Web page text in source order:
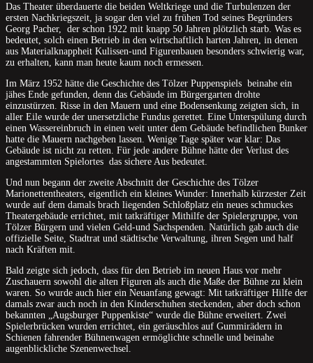
Das Theater überdauerte die beiden Weltkriege und die Turbulenzen der
ersten Nachkriegszeit, ja sogar den viel zu frühen Tod seines Begründers
Georg Pacher, der schon 1922 mit knapp 50 Jahren plötzlich starb. Was es
bedeutet, solch einen Betrieb in den wirtschaftlich harten Jahren, in denen
aus Materialknappheit Kulissen-und Figurenbauen besonders schwierig war,
zu erhalten, kann man heute kaum noch ermessen.
Im März 1952 hätte die Geschichte des Tölzer Puppenspiels beinahe ein
jähes Ende gefunden, denn das Gebäude im Bürgergarten drohte
einzustürzen. Risse in den Mauern und eine Bodensenkung zeigten sich, in
aller Eile wurde der unersetzliche Fundus gerettet. Eine Unterspülung durch
einen Wassereinbruch in einen weit unter dem Gebäude befindlichen Bunker
hatte die Mauern nachgeben lassen. Wenige Tage später war klar: Das
Gebäude ist nicht zu retten. Für jede andere Bühne hätte der Verlust des
angestammten Spielortes das sichere Aus bedeutet.
Und nun begann der zweite Abschnitt der Geschichte des Tölzer
Marionettentheaters, eigentlich ein kleines Wunder: Innerhalb kürzester Zeit
wurde auf dem damals brach liegenden Schloßplatz ein neues schmuckes
Theatergebäude errichtet, mit tatkräftiger Mithilfe der Spielergruppe, von
Tölzer Bürgern und vielen Geld-und Sachspenden. Natürlich gab auch die
offizielle Seite, Stadtrat und städtische Verwaltung, ihren Segen und half
nach Kräften mit.
Bald zeigte sich jedoch, dass für den Betrieb im neuen Haus vor mehr
Zuschauern sowohl die alten Figuren als auch die Maße der Bühne zu klein
waren. So wurde auch hier ein Neuanfang gewagt: Mit tatkräftiger Hilfe der
damals zwar auch noch in den Kinderschuhen steckenden, aber doch schon
bekannten „Augsburger Puppenkiste“ wurde die Bühne erweitert. Zwei
Spielerbrücken wurden errichtet, ein geräuschlos auf Gummirädern in
Schienen fahrender Bühnenwagen ermöglichte schnelle und beinahe
augenblickliche Szenenwechsel.